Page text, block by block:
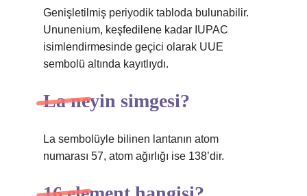
Genişletilmiş periyodik tabloda bulunabilir.
Ununenium, keşfedilene kadar IUPAC
isimlendirmesinde geçici olarak UUE
sembolü altında kayıtlıydı.
La neyin simgesi?
La sembolüyle bilinen lantanın atom
numarası 57, atom ağırlığı ise 138’dir.